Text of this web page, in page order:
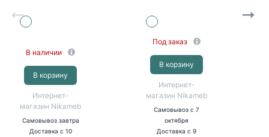
В наличии
В корзину
Интернет-
магазин Nikameb
Самовывоз завтра
Доставка с 10
(№ 120гл олива
жемчужная)
Под заказ
В корзину
Интернет-
магазин Nikameb
Самовывозс 7
октября
Доставка с 9